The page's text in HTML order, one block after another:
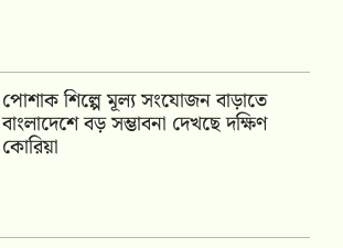
পোশাক শিল্পে মূল্য সংযোজন বাড়াতে
বাংলাদেশে বড় সম্ভাবনা দেখছে দক্ষিণ
কোরিয়া